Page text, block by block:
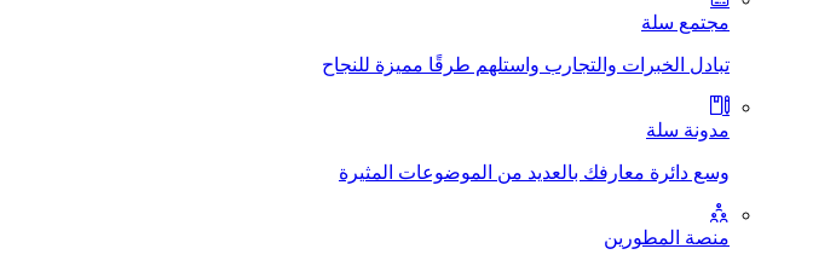
مجتمع سلة
تبادل الخبرات والتجارب واستلهم طرقًا مميزة للنجاح
مدونة سلة
وسع دائرة معارفك بالعديد من الموضوعات المثيرة
منصة المطورين